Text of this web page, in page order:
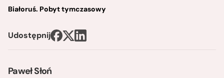
Paweł Słoń
Białoruś. Pobyt tymczasowy
Udostępnij